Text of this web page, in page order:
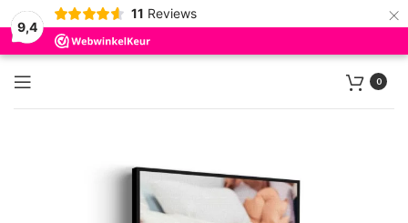
9,4
11 Reviews ×
0